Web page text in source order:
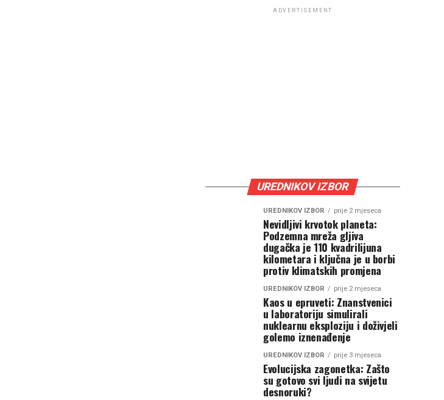
ADVERTISEMENT
UREDNIKOV IZBOR
UREDNIKOV IZBOR prije 2 mjeseca
Nevidljivi krvotok planeta:
Podzemna mreža gljiva
dugačka je 110 kvadrilijuna
kilometara i ključna je u borbi
protiv klimatskih promjena
UREDNIKOV IZBOR prije 2 mjeseca
Kaos u epruveti: Znanstvenici
u laboratoriju simulirali
nuklearnu eksploziju i doživjeli
golemo iznenađenje
UREDNIKOV IZBOR prije 3 mjeseca
Evolucijska zagonetka: Zašto
su gotovo svi ljudi na svijetu
desnoruki?